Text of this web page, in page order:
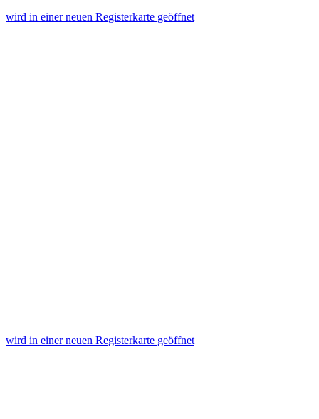
wird in einer neuen Registerkarte geöffnet
wird in einer neuen Registerkarte geöffnet